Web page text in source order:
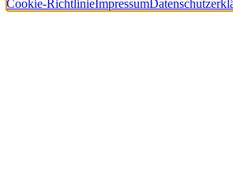
Cookie-RichtlinieImpressum